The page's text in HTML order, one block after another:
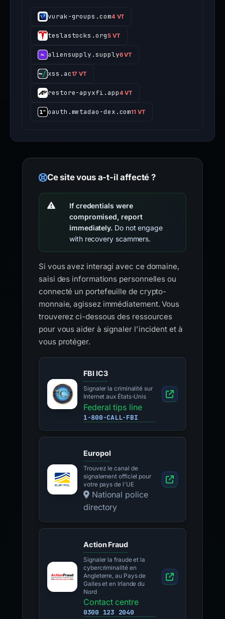
vurak-groups.com4 VT
teslastocks.org5 VT
aliensupply.supply6 VT
xss.ac17 VT
restore-apyxfi.app4 VT
oauth.metadao-dex.com11 VT
Ce site vous a-t-il affecté ?
If credentials were
compromised, report
immediately. Do not engage
with recovery scammers.
Si vous avez interagi avec ce domaine,
saisi des informations personnelles ou
connecté un portefeuille de crypto-
monnaie, agissez immédiatement. Vous
trouverez ci-dessous des ressources
pour vous aider à signaler l'incident et à
vous protéger.
FBI IC3
Signaler la criminalité sur
Internet aux États-Unis
Federal tips line
1-800-CALL-FBI
Europol
Trouvez le canal de
signalement officiel pour
votre pays de l'UE
National police
directory
Action Fraud
Signaler la fraude et la
cybercriminalité en
Angleterre, au Pays de
Galles et en Irlande du
Nord
Contact centre
0300 123 2040